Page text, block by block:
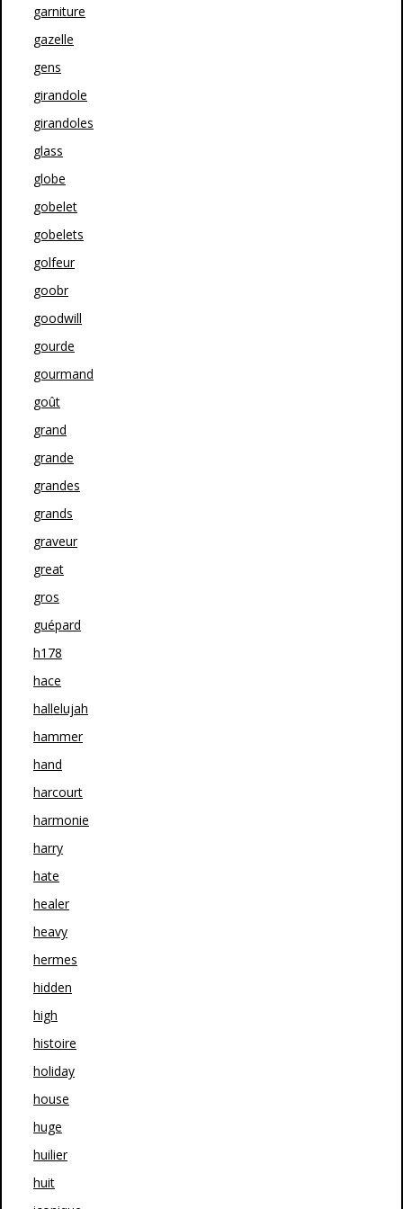
garniture
gazelle
gens
girandole
girandoles
glass
globe
gobelet
gobelets
golfeur
goobr
goodwill
gourde
gourmand
goût
grand
grande
grandes
grands
graveur
great
gros
guépard
h178
hace
hallelujah
hammer
hand
harcourt
harmonie
harry
hate
healer
heavy
hermes
hidden
high
histoire
holiday
house
huge
huilier
huit